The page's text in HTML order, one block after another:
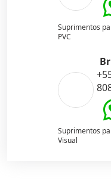
Suprimentos
PVC
Suprimentos
Visual